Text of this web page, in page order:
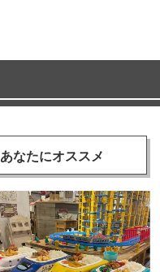
あなたにオススメ